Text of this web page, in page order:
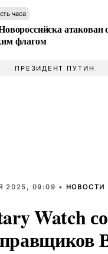
часа
атакован
флагом
ПРЕЗИДЕНТ ПУТИН
2025, 09:09 • НОВОСТИ
Watch